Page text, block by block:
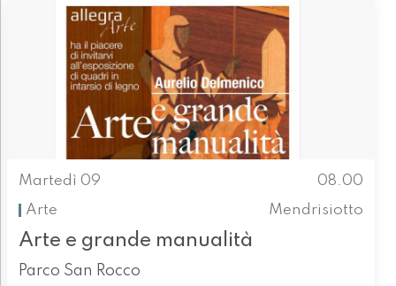
Martedì 09
08.00
Arte
Mendrisiotto
Arte e grande manualità
Parco San Rocco